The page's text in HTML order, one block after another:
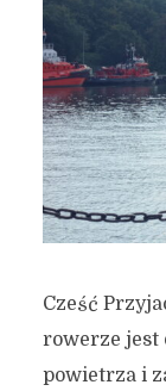
Cześć
rowerze jest
powietrza i